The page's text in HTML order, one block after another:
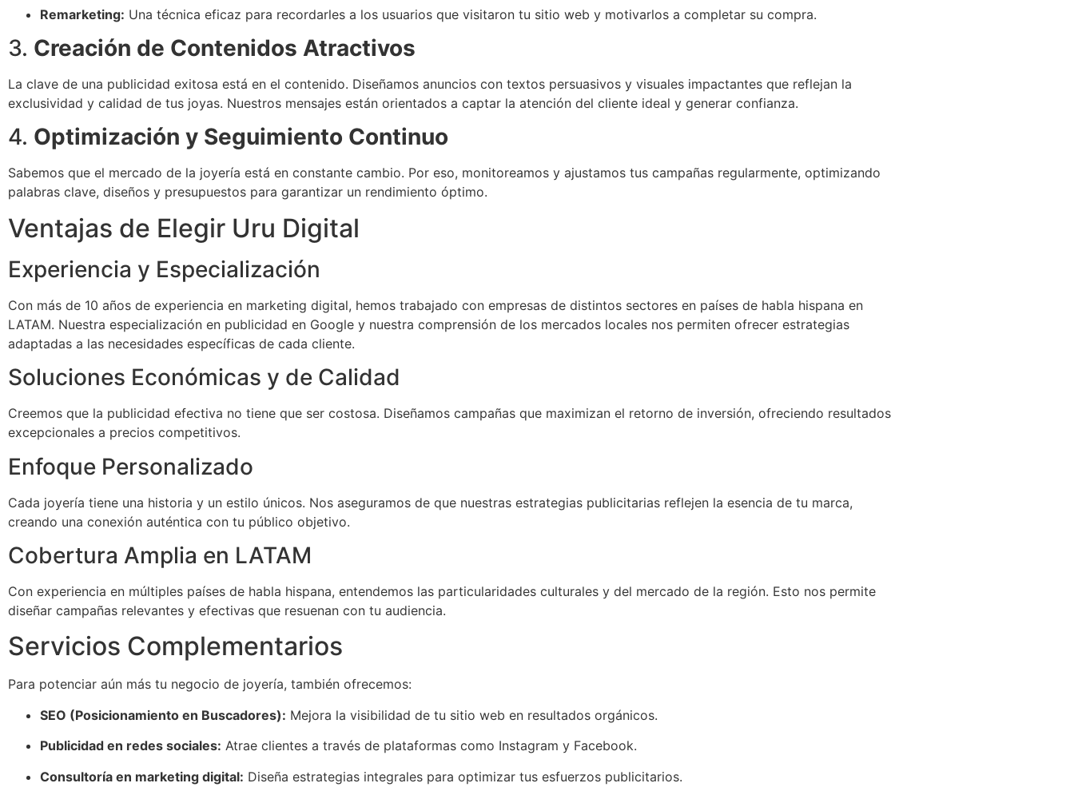
Remarketing: Una técnica eficaz para recordarles a los usuarios que visitaron tu sitio web y motivarlos a completar su compra.
3. Creación de Contenidos Atractivos
La clave de una publicidad exitosa está en el contenido. Diseñamos anuncios con textos persuasivos y visuales impactantes que reflejan la
exclusividad y calidad de tus joyas. Nuestros mensajes están orientados a captar la atención del cliente ideal y generar confianza.
4. Optimización y Seguimiento Continuo
Sabemos que el mercado de la joyería está en constante cambio. Por eso, monitoreamos y ajustamos tus campañas regularmente, optimizando
palabras clave, diseños y presupuestos para garantizar un rendimiento óptimo.
Ventajas de Elegir Uru Digital
Experiencia y Especialización
Con más de 10 años de experiencia en marketing digital, hemos trabajado con empresas de distintos sectores en países de habla hispana en
LATAM. Nuestra especialización en publicidad en Google y nuestra comprensión de los mercados locales nos permiten ofrecer estrategias
adaptadas a las necesidades específicas de cada cliente.
Soluciones Económicas y de Calidad
Creemos que la publicidad efectiva no tiene que ser costosa. Diseñamos campañas que maximizan el retorno de inversión, ofreciendo resultados
excepcionales a precios competitivos.
Enfoque Personalizado
Cada joyería tiene una historia y un estilo únicos. Nos aseguramos de que nuestras estrategias publicitarias reflejen la esencia de tu marca,
creando una conexión auténtica con tu público objetivo.
Cobertura Amplia en LATAM
Con experiencia en múltiples países de habla hispana, entendemos las particularidades culturales y del mercado de la región. Esto nos permite
diseñar campañas relevantes y efectivas que resuenan con tu audiencia.
Servicios Complementarios
Para potenciar aún más tu negocio de joyería, también ofrecemos:
SEO (Posicionamiento en Buscadores): Mejora la visibilidad de tu sitio web en resultados orgánicos.
Publicidad en redes sociales: Atrae clientes a través de plataformas como Instagram y Facebook.
Consultoría en marketing digital: Diseña estrategias integrales para optimizar tus esfuerzos publicitarios.